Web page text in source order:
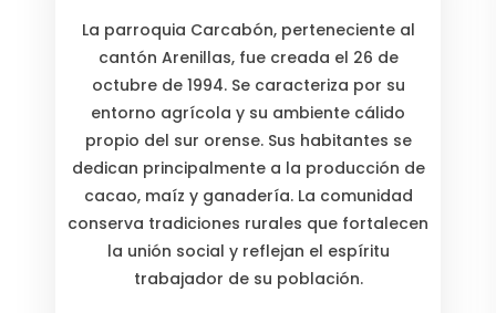
La parroquia Carcabón, perteneciente al
cantón Arenillas, fue creada el 26 de
octubre de 1994. Se caracteriza por su
entorno agrícola y su ambiente cálido
propio del sur orense. Sus habitantes se
dedican principalmente a la producción de
cacao, maíz y ganadería. La comunidad
conserva tradiciones rurales que fortalecen
la unión social y reflejan el espíritu
trabajador de su población.